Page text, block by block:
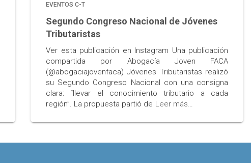
EVENTOS C-T
Segundo Congreso Nacional de Jóvenes
Tributaristas
Ver esta publicación en Instagram Una publicación
compartida por Abogacía Joven FACA
(@abogaciajovenfaca) Jóvenes Tributaristas realizó
su Segundo Congreso Nacional con una consigna
clara: “llevar el conocimiento tributario a cada
región”. La propuesta partió de Leer más…